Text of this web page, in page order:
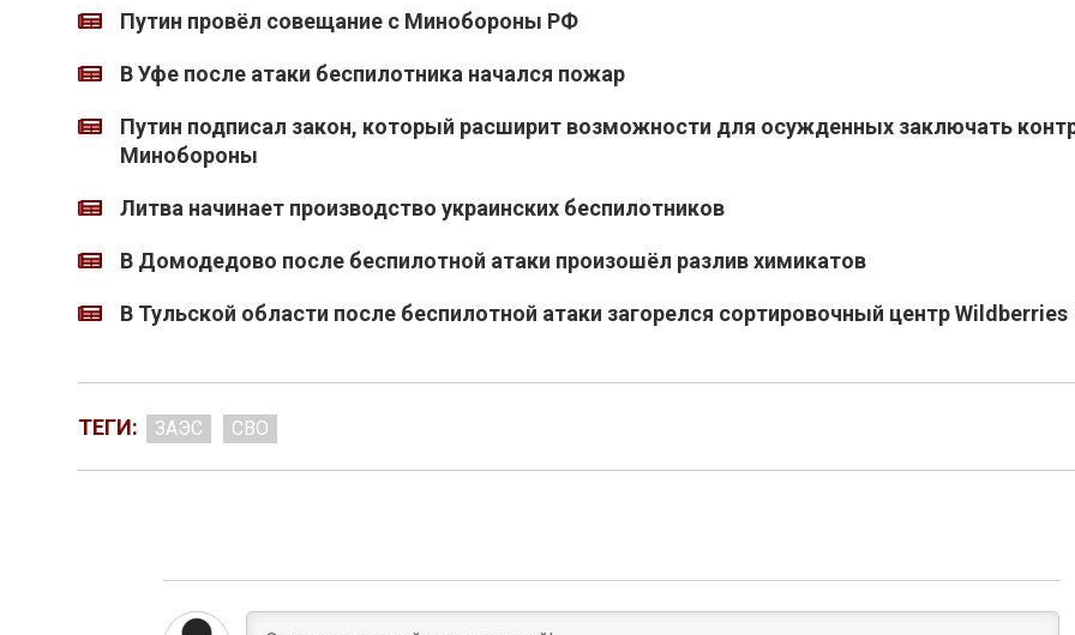
Путин провёл совещание с Минобороны РФ
В Уфе после атаки беспилотника начался пожар
Путин подписал закон, который расширит возможности для осужденных заключать
Минобороны
Литва начинает производство украинских беспилотников
В Домодедово после беспилотной атаки произошёл разлив химикатов
В Тульской области после беспилотной атаки загорелся сортировочный центр Wildberries
ТЕГИ: ЗАЭС СВО